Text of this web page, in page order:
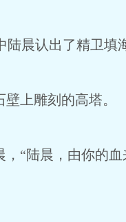
认出了精卫填
上雕刻的高塔。
陆晨，由你的血